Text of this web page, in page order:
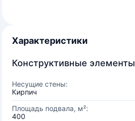
Характеристики
Конструктивные элементы
Несущие стены:
Кирпич
Площадь подвала, м²:
400